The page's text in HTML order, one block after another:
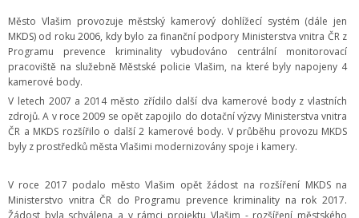
Město Vlašim provozuje městský kamerový dohlížecí systém (dále jen
MKDS) od roku 2006, kdy bylo za finanční podpory Ministerstva vnitra ČR z
Programu prevence kriminality vybudováno centrální monitorovací
pracoviště na služebně Městské policie Vlašim, na které byly napojeny 4
kamerové body.
V letech 2007 a 2014 město zřídilo další dva kamerové body z vlastních
zdrojů. A v roce 2009 se opět zapojilo do dotační výzvy Ministerstva vnitra
ČR a MKDS rozšířilo o další 2 kamerové body. V průběhu provozu MKDS
byly z prostředků města Vlašimi modernizovány spoje i kamery.
V roce 2017 podalo město Vlašim opět žádost na rozšíření MKDS na
Ministerstvo vnitra ČR do Programu prevence kriminality na rok 2017.
Žádost byla schválena a v rámci projektu Vlašim - rozšíření městského